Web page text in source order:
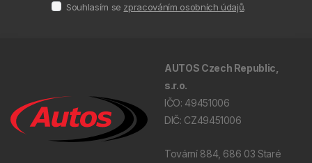
Souhlasím se zpracováním osobních údajů.
AUTOS Czech Republic,
s.r.o.
IČO: 49451006
DIČ: CZ49451006
Tovární 884, 686 03 Staré